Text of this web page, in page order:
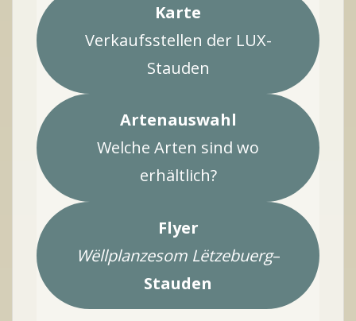
Karte
Verkaufsstellen der LUX-
Stauden
Artenauswahl
Welche Arten sind wo
erhältlich?
Flyer
Wëllplanzesom Lëtzebuerg–
Stauden